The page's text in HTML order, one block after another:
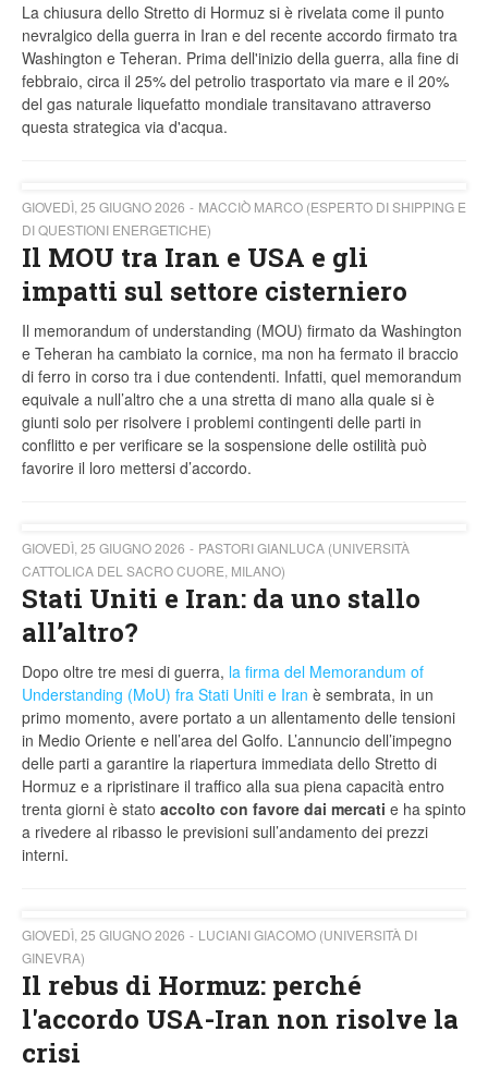
La chiusura dello Stretto di Hormuz si è rivelata come il punto
nevralgico della guerra in Iran e del recente accordo firmato tra
Washington e Teheran. Prima dell'inizio della guerra, alla fine di
febbraio, circa il 25% del petrolio trasportato via mare e il 20%
del gas naturale liquefatto mondiale transitavano attraverso
questa strategica via d'acqua.
GIOVEDÌ, 25 GIUGNO 2026
MACCIÒ MARCO (ESPERTO DI SHIPPING E
DI QUESTIONI ENERGETICHE)
Il MOU tra Iran e USA e gli
impatti sul settore cisterniero
Il memorandum of understanding (MOU) firmato da Washington
e Teheran ha cambiato la cornice, ma non ha fermato il braccio
di ferro in corso tra i due contendenti. Infatti, quel memorandum
equivale a null’altro che a una stretta di mano alla quale si è
giunti solo per risolvere i problemi contingenti delle parti in
conflitto e per verificare se la sospensione delle ostilità può
favorire il loro mettersi d’accordo.
GIOVEDÌ, 25 GIUGNO 2026
PASTORI GIANLUCA (UNIVERSITÀ
CATTOLICA DEL SACRO CUORE, MILANO)
Stati Uniti e Iran: da uno stallo
all’altro?
Dopo oltre tre mesi di guerra, la firma del Memorandum of
Understanding (MoU) fra Stati Uniti e Iran è sembrata, in un
primo momento, avere portato a un allentamento delle tensioni
in Medio Oriente e nell’area del Golfo. L’annuncio dell’impegno
delle parti a garantire la riapertura immediata dello Stretto di
Hormuz e a ripristinare il traffico alla sua piena capacità entro
trenta giorni è stato accolto con favore dai mercati e ha spinto
a rivedere al ribasso le previsioni sull’andamento dei prezzi
interni.
GIOVEDÌ, 25 GIUGNO 2026
LUCIANI GIACOMO (UNIVERSITÀ DI
GINEVRA)
Il rebus di Hormuz: perché
l'accordo USA-Iran non risolve la
crisi